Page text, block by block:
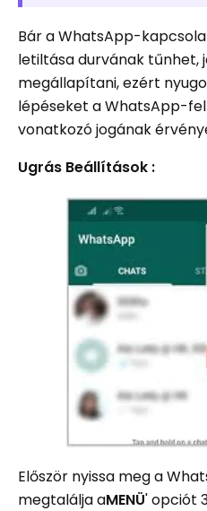
Bár a WhatsApp-
letiltása durvának tűnhet,
megállapítani, ezért
lépéseket a WhatsApp-
vonatkozó jogának
Ugrás Beállítások :
Először nyissa meg a
megtalálja aMENÜ' opciót